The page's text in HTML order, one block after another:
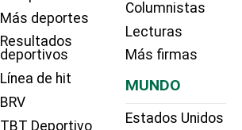
Más deportes
Resultados
deportivos
Línea de hit
BRV
TBT Deportivo
Columnistas
Lecturas
Más firmas
MUNDO
Estados Unidos